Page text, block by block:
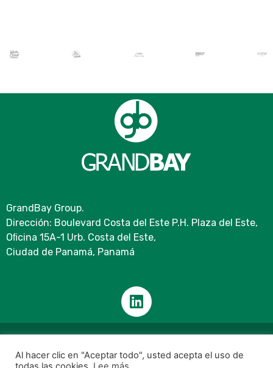
GrandBay Group.
Dirección: Boulevard Costa del Este P.H. Plaza del Este,
Oﬁcina 15A-1 Urb. Costa del Este,
Ciudad de Panamá, Panamá
Todos los Derechos reservados GrandBay Group.
Políticas de tratamiento de la información y Protección de datos
Al hacer clic en "Aceptar todo", usted acepta el uso de